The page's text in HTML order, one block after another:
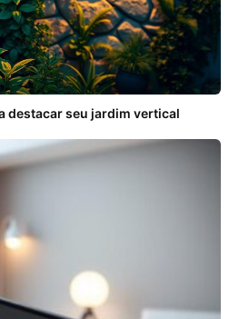
destacar seu jardim vertical